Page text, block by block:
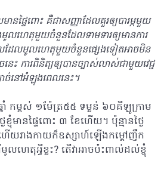
នផ្ទៃពោះ គឺជាសញ្ញាដែលគួរឲ្យបារម្ភមួយ
លហេតុមួយចំនួនដែលទាមទារឲ្យមានការ
លដែលមូលហេតុមួយចំនួនផ្សេងទៀតអាចមិន
ះ ការពិនិត្យឲ្យបានច្បាស់លាស់ជាមួយវេជ្ជ
ច់នៅអំឡុងពេលនេះ។
ាំ កម្ពស់ ១ម៉ែត្រ៥៥ ទម្ងន់ ៦០គីឡូក្រាម
ញុំមានផ្ទៃពោះ ៣ ខែហើយ។ ប៉ុន្មានថ្ងៃ
ហើយរាងកាយក៏ឧស្សាហ៍ឡើងកម្តៅញឹក
ហេតុអ្វីខ្លះ? តើវាអាចប៉ះពាល់ដល់ខ្ញុំ